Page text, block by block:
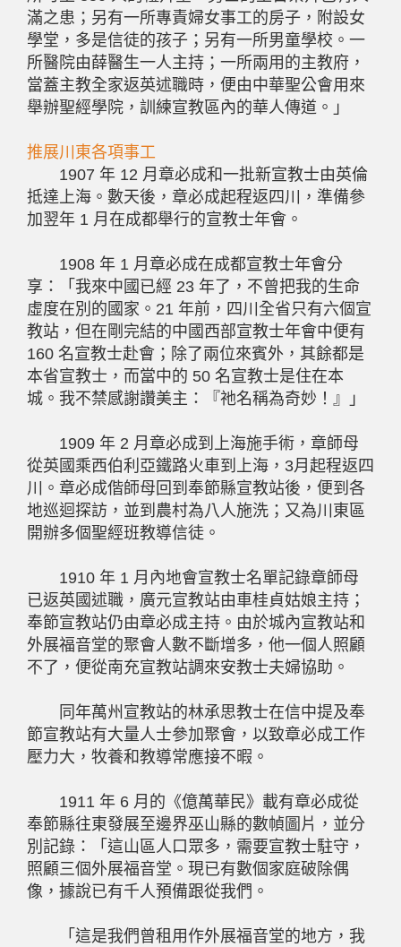
滿之患；另有一所專責婦女事工的房子，附設女
學堂，多是信徒的孩子；另有一所男童學校。一
所醫院由薛醫生一人主持；一所兩用的主教府，
當蓋主教全家返英述職時，便由中華聖公會用來
舉辦聖經學院，訓練宣教區內的華人傳道。」
推展川東各項事工
1907 年 12 月章必成和一批新宣教士由英倫
抵達上海。數天後，章必成起程返四川，準備參
加翌年 1 月在成都舉行的宣教士年會。
1908 年 1 月章必成在成都宣教士年會分
享：「我來中國已經 23 年了，不曾把我的生命
虛度在別的國家。21 年前，四川全省只有六個宣
教站，但在剛完結的中國西部宣教士年會中便有
160 名宣教士赴會；除了兩位來賓外，其餘都是
本省宣教士，而當中的 50 名宣教士是住在本
城。我不禁感謝讚美主：『祂名稱為奇妙！』」
1909 年 2 月章必成到上海施手術，章師母
從英國乘西伯利亞鐵路火車到上海，3月起程返四
川。章必成偕師母回到奉節縣宣教站後，便到各
地巡迴探訪，並到農村為八人施洗；又為川東區
開辦多個聖經班教導信徒。
1910 年 1 月內地會宣教士名單記錄章師母
已返英國述職，廣元宣教站由車桂貞姑娘主持；
奉節宣教站仍由章必成主持。由於城內宣教站和
外展福音堂的聚會人數不斷增多，他一個人照顧
不了，便從南充宣教站調來安教士夫婦協助。
同年萬州宣教站的林承思教士在信中提及奉
節宣教站有大量人士參加聚會，以致章必成工作
壓力大，牧養和教導常應接不暇。
1911 年 6 月的《億萬華民》載有章必成從
奉節縣往東發展至邊界巫山縣的數幀圖片，並分
別記錄：「這山區人口眾多，需要宣教士駐守，
照顧三個外展福音堂。現已有數個家庭破除偶
像，據說已有千人預備跟從我們。
「這是我們曾租用作外展福音堂的地方，我